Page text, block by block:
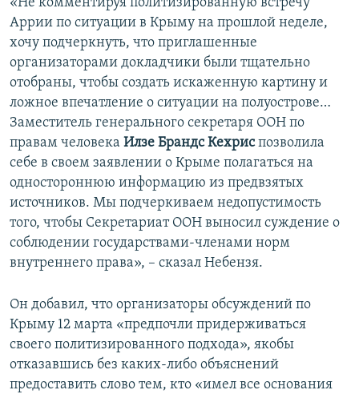
«Не комментируя политизированную встречу
Аррии по ситуации в Крыму на прошлой неделе,
хочу подчеркнуть, что приглашенные
организаторами докладчики были тщательно
отобраны, чтобы создать искаженную картину и
ложное впечатление о ситуации на полуострове…
Заместитель генерального секретаря ООН по
правам человека Илзе Брандс Кехриспозволила
себе в своем заявлении о Крыме полагаться на
одностороннюю информацию из предвзятых
источников. Мы подчеркиваем недопустимость
того, чтобы Секретариат ООН выносил суждение о
соблюдении государствами-членами норм
внутреннего права», – сказал Небензя.
Он добавил, что организаторы обсуждений по
Крыму 12 марта «предпочли придерживаться
своего политизированного подхода», якобы
отказавшись без каких-либо объяснений
предоставить слово тем, кто «имел все основания